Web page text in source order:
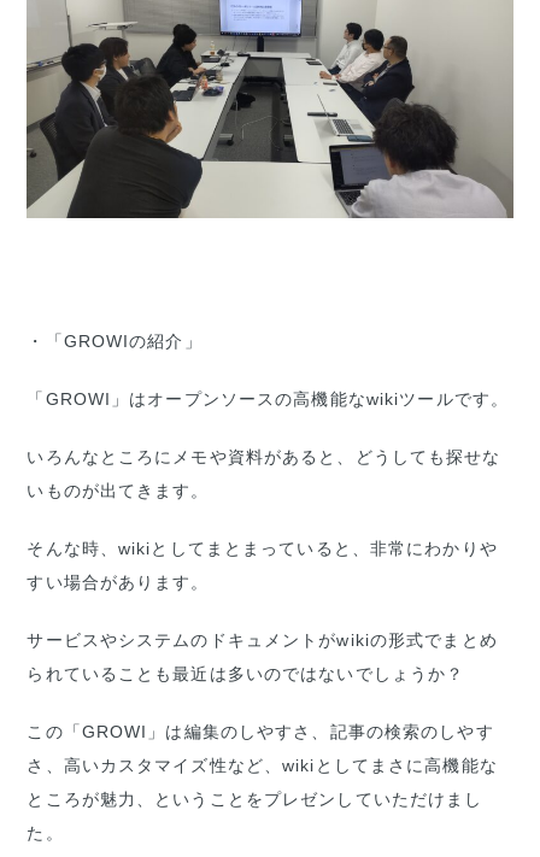
・「GROWIの紹介」
「GROWI」はオープンソースの高機能なwikiツールです。
いろんなところにメモや資料があると、どうしても探せな
いものが出てきます。
そんな時、wikiとしてまとまっていると、非常にわかりや
すい場合があります。
サービスやシステムのドキュメントがwikiの形式でまとめ
られていることも最近は多いのではないでしょうか？
この「GROWI」は編集のしやすさ、記事の検索のしやす
さ、高いカスタマイズ性など、wikiとしてまさに高機能な
ところが魅力、ということをプレゼンしていただけまし
た。